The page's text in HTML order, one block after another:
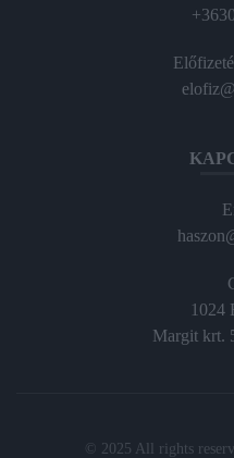
1024
Margit krt.
© 2025 All rights